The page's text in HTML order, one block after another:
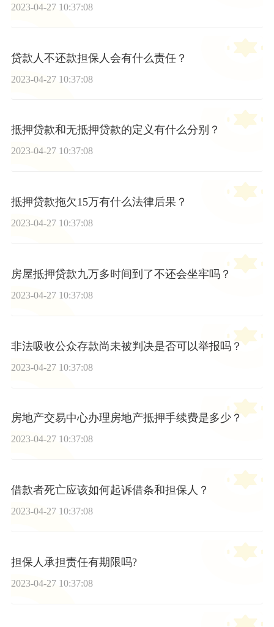
2023-04-27 10:37:08
贷款人不还款担保人会有什么责任？
2023-04-27 10:37:08
抵押贷款和无抵押贷款的定义有什么分别？
2023-04-27 10:37:08
抵押贷款拖欠15万有什么法律后果？
2023-04-27 10:37:08
房屋抵押贷款九万多时间到了不还会坐牢吗？
2023-04-27 10:37:08
非法吸收公众存款尚未被判决是否可以举报吗？
2023-04-27 10:37:08
房地产交易中心办理房地产抵押手续费是多少？
2023-04-27 10:37:08
借款者死亡应该如何起诉借条和担保人？
2023-04-27 10:37:08
担保人承担责任有期限吗?
2023-04-27 10:37:08